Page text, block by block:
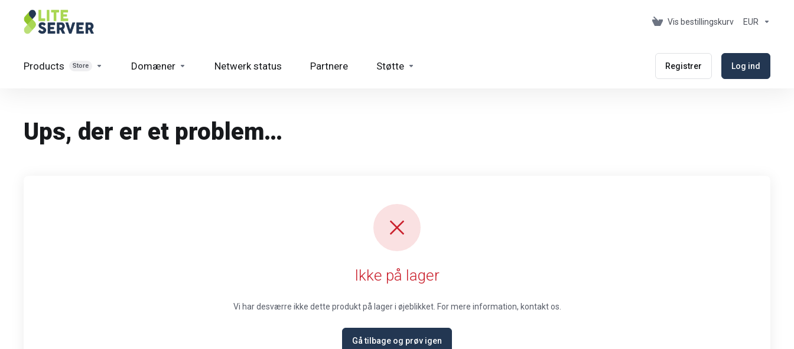
Vis bestillingskurv EUR
Products Store Domæner Netwerk status Partnere Støtte Registrer Log ind
Ups, der er et problem…
Ikke på lager
Vi har desværre ikke dette produkt på lager i øjeblikket. For mere information, kontakt os.
Gå tilbage og prøv igen